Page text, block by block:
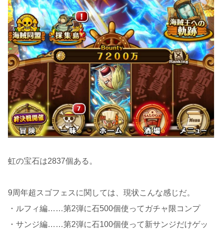
虹の宝石は2837個ある。
9周年超スゴフェスに関しては、現状こんな感じだ。
・ルフィ編……第2弾に石500個使ってガチャ限コンプ
・サンジ編……第2弾に石100個使って新サンジだけゲッ